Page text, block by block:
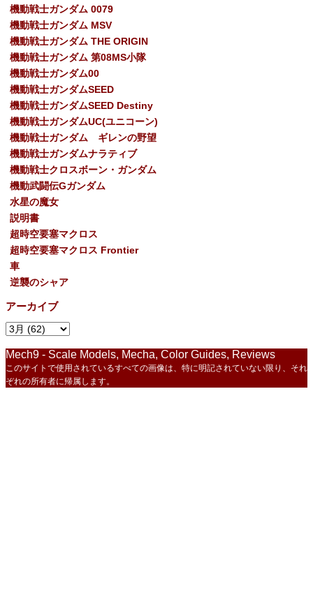
機動戦士ガンダム 0079
機動戦士ガンダム MSV
機動戦士ガンダム THE ORIGIN
機動戦士ガンダム 第08MS小隊
機動戦士ガンダム00
機動戦士ガンダムSEED
機動戦士ガンダムSEED Destiny
機動戦士ガンダムUC(ユニコーン)
機動戦士ガンダム ギレンの野望
機動戦士ガンダムナラティブ
機動戦士クロスボーン・ガンダム
機動武闘伝Gガンダム
水星の魔女
説明書
超時空要塞マクロス
超時空要塞マクロス Frontier
車
逆襲のシャア
アーカイブ
Mech9 - Scale Models, Mecha, Color Guides, Reviews
このサイトで使用されているすべての画像は、特に明記されていない限り、それ
ぞれの所有者に帰属します。